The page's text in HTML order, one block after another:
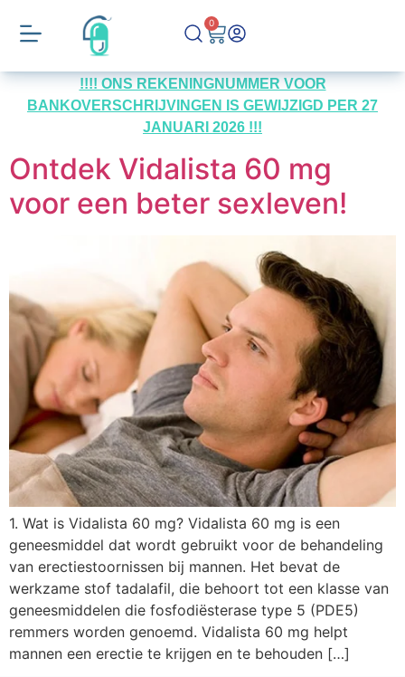
0
!!!! ONS REKENINGNUMMER VOOR
BANKOVERSCHRIJVINGEN IS GEWIJZIGD PER 27
JANUARI 2026 !!!
Ontdek Vidalista 60 mg
voor een beter sexleven!
1. Wat is Vidalista 60 mg? Vidalista 60 mg is een
geneesmiddel dat wordt gebruikt voor de behandeling
van erectiestoornissen bij mannen. Het bevat de
werkzame stof tadalafil, die behoort tot een klasse van
geneesmiddelen die fosfodiësterase type 5 (PDE5)
remmers worden genoemd. Vidalista 60 mg helpt
mannen een erectie te krijgen en te behouden […]